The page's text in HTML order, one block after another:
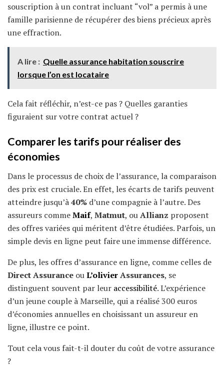
souscription à un contrat incluant “vol” a permis à une
famille parisienne de récupérer des biens précieux après
une effraction.
A lire : Quelle assurance habitation souscrire
lorsque l’on est locataire
Cela fait réfléchir, n’est-ce pas ? Quelles garanties
figuraient sur votre contrat actuel ?
Comparer les tarifs pour réaliser des
économies
Dans le processus de choix de l’assurance, la comparaison
des prix est cruciale. En effet, les écarts de tarifs peuvent
atteindre jusqu’à40% d’une compagnie à l’autre. Des
assureurs commeMaif, Matmut, ouAllianz proposent
des offres variées qui méritent d’être étudiées. Parfois, un
simple devis en ligne peut faire une immense différence.
De plus, les offres d’assurance en ligne, comme celles de
Direct Assurance ouL’olivierAssurances, se
distinguent souvent par leur accessibilité. L’expérience
d’un jeune couple à Marseille, qui a réalisé 300 euros
d’économies annuelles en choisissant un assureur en
ligne, illustre ce point.
Tout cela vous fait-t-il douter du coût de votre assurance
?